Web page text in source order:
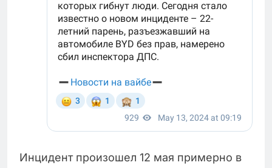
Инцидент произошел 12 мая примерно в